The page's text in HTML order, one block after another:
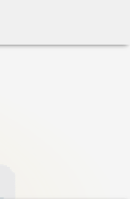
Федерации
фашистской